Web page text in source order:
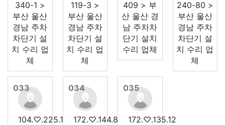
340-1 >
부산 울산
경남 주차
차단기 설
치 수리 업
체
119-3 >
부산 울산
경남 주차
차단기 설
치 수리 업
체
409 > 부
산 울산 경
남 주차차
단기 설치
수리 업체
240-80 >
부산 울산
경남 주차
차단기 설
치 수리 업
체
033
104.♡.225.152
034
172.♡.144.83
035
172.♡.135.12